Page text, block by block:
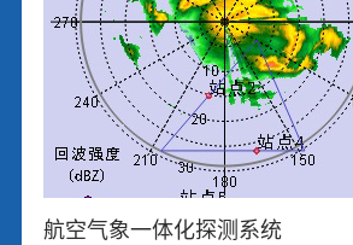
航空气象一体化探测系统